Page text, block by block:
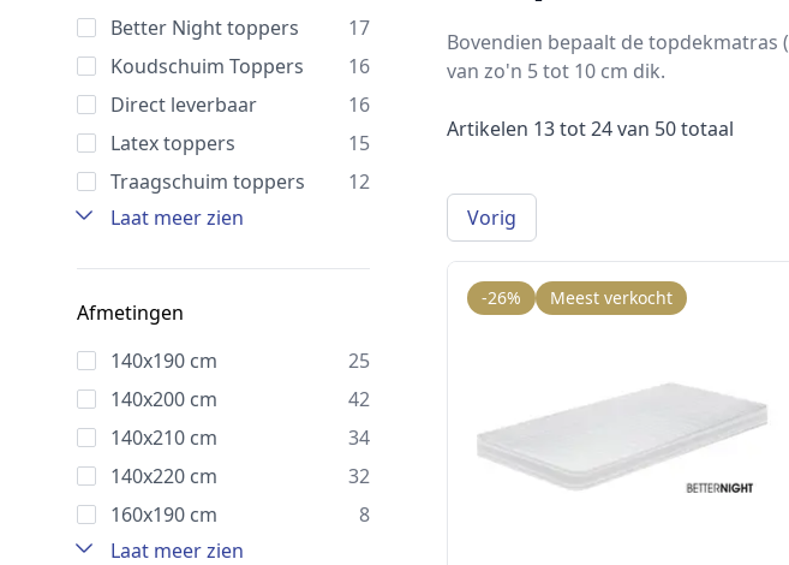
Better Night toppers
17
Koudschuim Toppers
16
Direct leverbaar
16
Latex toppers
15
Traagschuim toppers
12
Laat meer zien
Afmetingen
140x190 cm
25
140x200 cm
42
140x210 cm
34
140x220 cm
32
160x190 cm
8
Laat meer zien
Bovendien bepaalt de
van zo'n 5 tot 10 cm dik.
Artikelen 13tot24van 50totaal
Vorig
-26% Meest verkocht